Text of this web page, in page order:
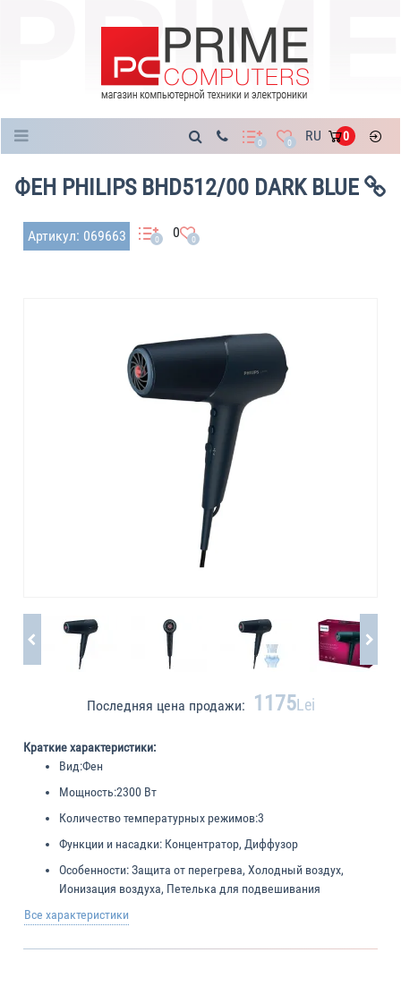
0 0 RU 0
ФЕН PHILIPS BHD512/00 DARK BLUE
Артикул: 069663 0 0 0
Последняя цена продажи: 1175Lei
Краткие характеристики:
Вид:Фен
Мощность:2300 Вт
Количество температурных режимов:3
Функции и насадки: Концентратор, Диффузор
Особенности:Защита от перегрева, Холодный воздух,
Ионизация воздуха, Петелька для подвешивания
Все характеристики